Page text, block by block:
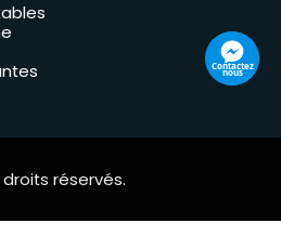
droits réservés.
Contactez
nous